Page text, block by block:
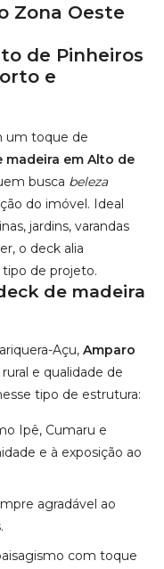
Zona Oeste
de Pinheiros
e
um toque de
madeira em Alto de
busca beleza
do imóvel. Ideal
jardins, varandas
o deck alia
de projeto.
de madeira
Açu, Amparo
e qualidade de
tipo de estrutura:
Ipê, Cumaru e
e à exposição ao
agradável ao
com toque